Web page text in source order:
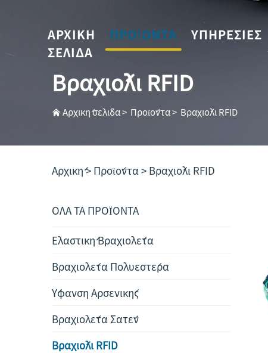
ΑΡΧΙΚΉ
ΣΕΛΊΔΑ
ΠΡΟΪΌΝΤΑ ΥΠΗΡΕΣΊΕΣ
Βραχιόλι RFID
Αρχική σελίδα> Προϊόντα> Βραχιόλι RFID
Αρχική > Προϊόντα > Βραχιόλι RFID
ΟΛΑ ΤΑ ΠΡΟΪΟΝΤΑ
Ελαστική Βραχιολέτα
Βραχιολέτα Πολυεστέρα
Ύφανση Αρσενικής
Βραχιολέτα Σατέν
Βραχιόλι RFID